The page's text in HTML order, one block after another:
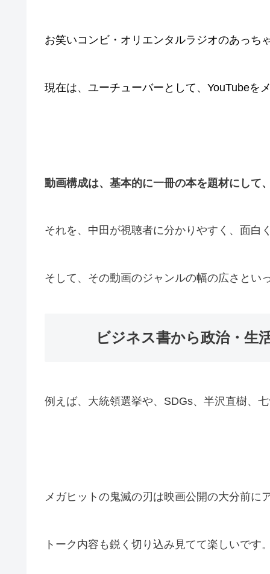
お笑いコンビ・オリエンタルラジオのあっち
現在は、ユーチューバーとして、YouTubeを
動画構成は、基本的に一冊の本を題材にして
それを、中田が視聴者に分かりやすく、面白
そして、その動画のジャンルの幅の広さとい
ビジネス書から政治・生
例えば、大統領選挙や、SDGs、半沢直樹、
メガヒットの鬼滅の刃は映画公開の大分前に
トーク内容も鋭く切り込み見てて楽しいです